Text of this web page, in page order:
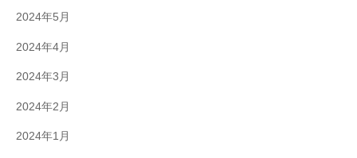
2024年5月
2024年4月
2024年3月
2024年2月
2024年1月